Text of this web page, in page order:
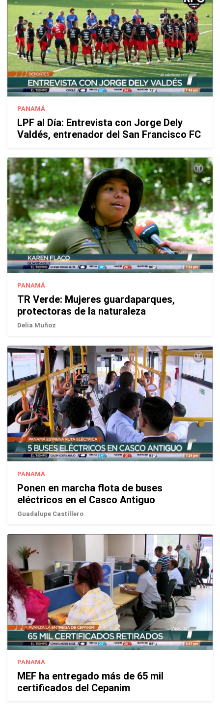
PANAMÁ
LPF al Día: Entrevista con Jorge Dely
Valdés, entrenador del San Francisco FC
PANAMÁ
TR Verde: Mujeres guardaparques,
protectoras de la naturaleza
Delia Muñoz
PANAMÁ
Ponen en marcha flota de buses
eléctricos en el Casco Antiguo
Guadalupe Castillero
PANAMÁ
MEF ha entregado más de 65 mil
certificados del Cepanim